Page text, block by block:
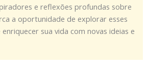
e reflexões profundas sobre
a oportunidade de explorar esses
sua vida com novas ideias e